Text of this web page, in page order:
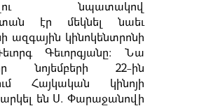
նպատակով
էր մեկնել նաեւ
ազգային կինոկենտրոնի
Գեւորգյանը: Նա
նոյեմբերի 22-ին
Հայկական կինոյի
են Ս. Փարաջանովի